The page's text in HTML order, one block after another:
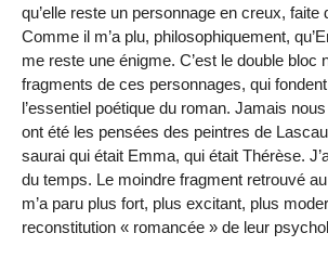
qu’elle reste un personnage en creux, faite
Comme il m’a plu, philosophiquement,
me reste une énigme. C’est le double bloc
fragments de ces personnages, qui
l’essentiel poétique du roman. Jamais
ont été les pensées des peintres de
saurai qui était Emma, qui était Thérèse.
du temps. Le moindre fragment retrouvé
m’a paru plus fort, plus excitant, plus
reconstitution « romancée » de leur